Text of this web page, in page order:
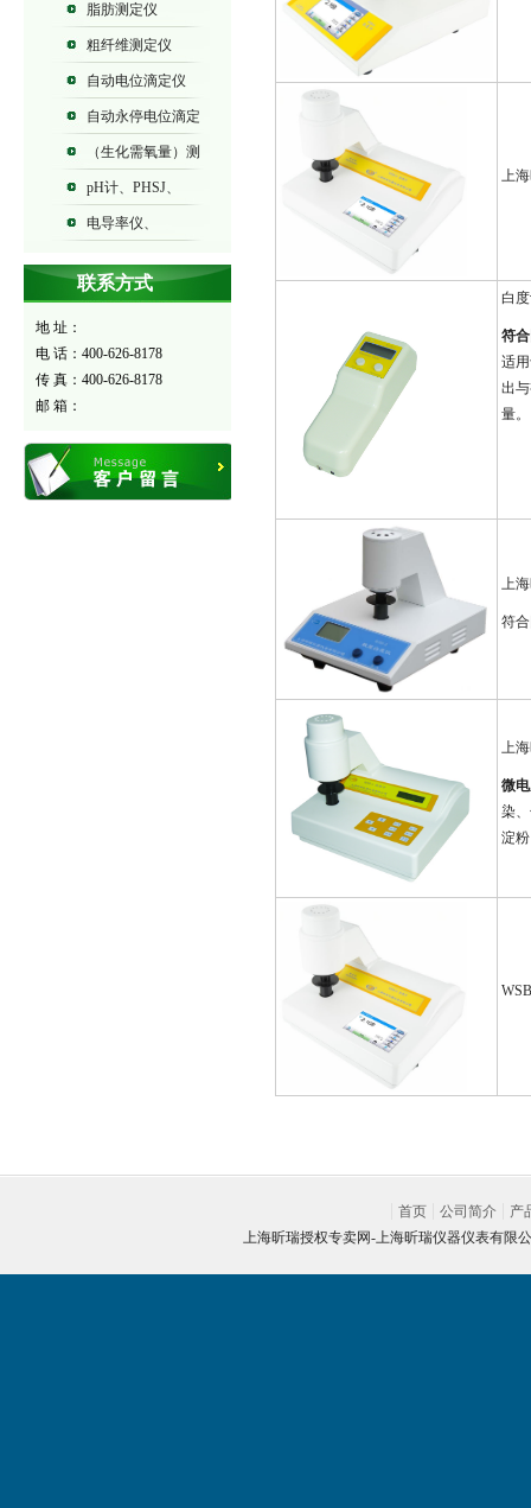
脂肪测定仪
粗纤维测定仪
自动电位滴定仪
ZDJ系列自动永停电位滴定
仪ZDY系列（生化需氧量）测
定仪BOD-573
pH计、PHSJ、
PHS、PHB系列
电导率仪、
联系方式
地 址：
电 话：400-626-8178
传 真：400-626-8178
邮 箱：
上
白
符
适
出
量。
上
符
上
微
染
淀
首页 公司简介
产
上海昕瑞授权专卖网-上海昕瑞仪器仪表有限